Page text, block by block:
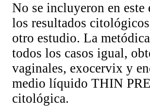
No se incluyeron en este
los resultados
otro estudio. La
todos los casos igual,
vaginales, exocervix y
medio líquido THIN
citológica.